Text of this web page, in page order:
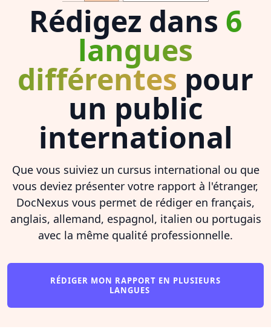
Rédigez dans 6
langues
différentes pour
un public
international
Que vous suiviez un cursus international ou que
vous deviez présenter votre rapport à l'étranger,
DocNexus vous permet de rédiger en français,
anglais, allemand, espagnol, italien ou portugais
avec la même qualité professionnelle.
RÉDIGER MON RAPPORT EN PLUSIEURS
LANGUES